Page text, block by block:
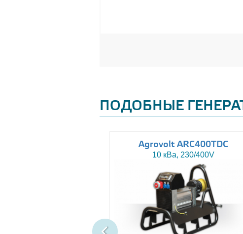
ПОДОБНЫЕ
Agrovolt ARC400TDC
10 кВа, 230/400V